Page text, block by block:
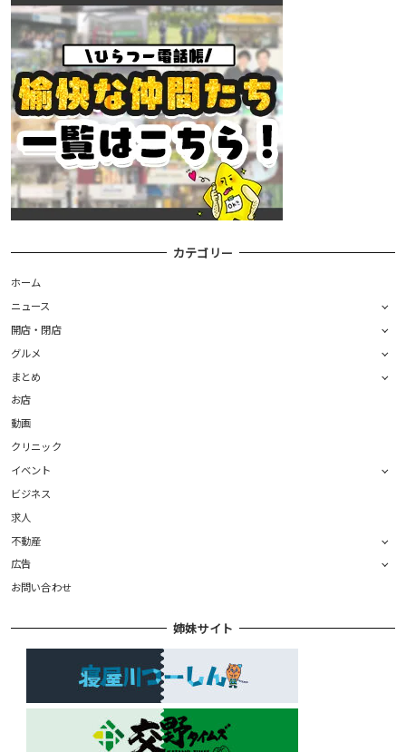
カテゴリー
ホーム
ニュース
開店・閉店
グルメ
まとめ
お店
動画
クリニック
イベント
ビジネス
求人
不動産
広告
お問い合わせ
姉妹サイト